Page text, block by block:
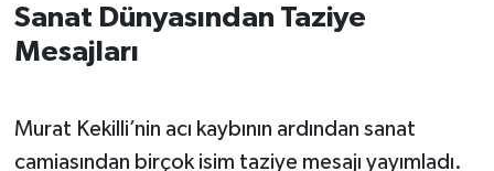
Sanat Dünyasından Taziye
Mesajları
Murat Kekilli’nin acı kaybının ardından sanat
camiasından birçok isim taziye mesajı yayımladı.